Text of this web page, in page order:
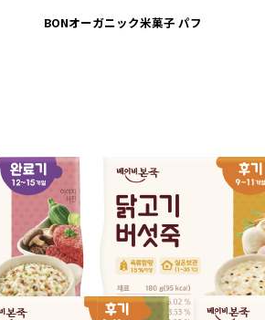
BONオーガニック米菓子 パフ